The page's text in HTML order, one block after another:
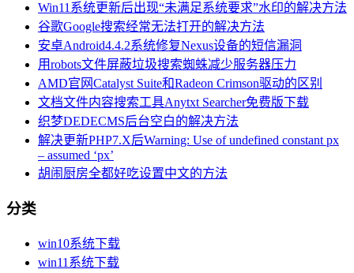
Win11系统更新后出现“未满足系统要求”水印的解决方法
谷歌Google搜索经常无法打开的解决方法
安卓Android4.4.2系统修复Nexus设备的短信漏洞
用robots文件屏蔽垃圾搜索蜘蛛减少服务器压力
AMD官网Catalyst Suite和Radeon Crimson驱动的区别
文档文件内容搜索工具Anytxt Searcher免费版下载
织梦DEDECMS后台空白的解决方法
解决更新PHP7.X后Warning: Use of undefined constant px
– assumed ‘px’
胡闹厨房全都好吃设置中文的方法
分类
win10系统下载
win11系统下载